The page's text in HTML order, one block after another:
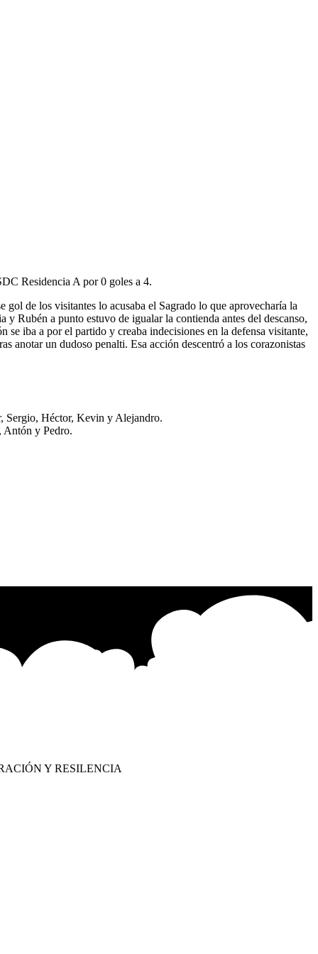
Residencia A por 0 goles a 4.
de los visitantes lo acusaba el Sagrado lo que aprovecharía la
Rubén a punto estuvo de igualar la contienda antes del descanso,
se iba a por el partido y creaba indecisiones en la defensa visitante,
anotar un dudoso penalti. Esa acción descentró a los corazonistas
Sergio, Héctor, Kevin y Alejandro.
Antón y Pedro.
Y RESILENCIA